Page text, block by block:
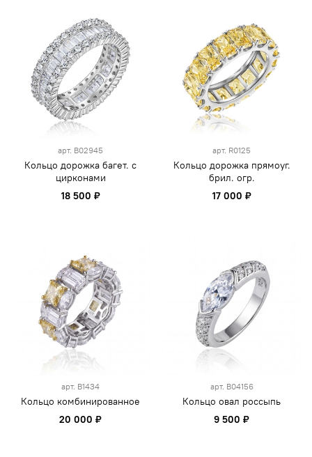
арт. B02945
Кольцо дорожка багет. с
цирконами
18 500 ₽
арт. R0125
Кольцо дорожка прямоуг.
брил. огр.
17 000 ₽
арт. B1434
Кольцо комбинированное
20 000 ₽
арт. B04156
Кольцо овал россыпь
9 500 ₽